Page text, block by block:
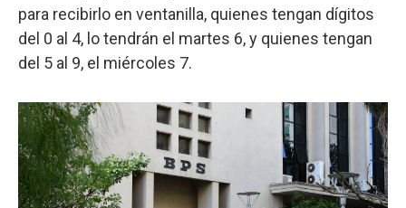
para recibirlo en ventanilla, quienes tengan dígitos
del 0 al 4, lo tendrán el martes 6, y quienes tengan
del 5 al 9, el miércoles 7.